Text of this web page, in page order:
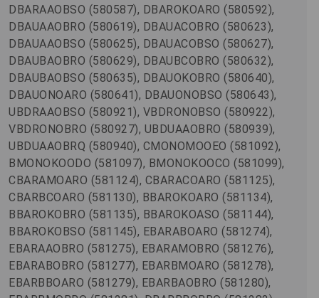
DBARAAOBSO (580587), DBAROKOARO (580592),
DBAUAAOBRO (580619), DBAUACOBRO (580623),
DBAUAAOBSO (580625), DBAUACOBSO (580627),
DBAUBAOBRO (580629), DBAUBCOBRO (580632),
DBAUBAOBSO (580635), DBAUOKOBRO (580640),
DBAUONOARO (580641), DBAUONOBSO (580643),
UBDRAAOBSO (580921), VBDRONOBSO (580922),
VBDRONOBRO (580927), UBDUAAOBRO (580939),
UBDUAAOBRQ (580940), CMONOMOOEO (581092),
BMONOKOODO (581097), BMONOKOOCO (581099),
CBARAMOARO (581124), CBARACOARO (581125),
CBARBCOARO (581130), BBAROKOARO (581134),
BBAROKOBRO (581135), BBAROKOASO (581144),
BBAROKOBSO (581145), EBARABOARO (581274),
EBARAAOBRO (581275), EBARAMOBRO (581276),
EBARABOBRO (581277), EBARBMOARO (581278),
EBARBBOARO (581279), EBARBAOBRO (581280),